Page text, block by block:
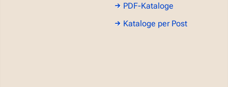
PDF-Kataloge
Kataloge per Post